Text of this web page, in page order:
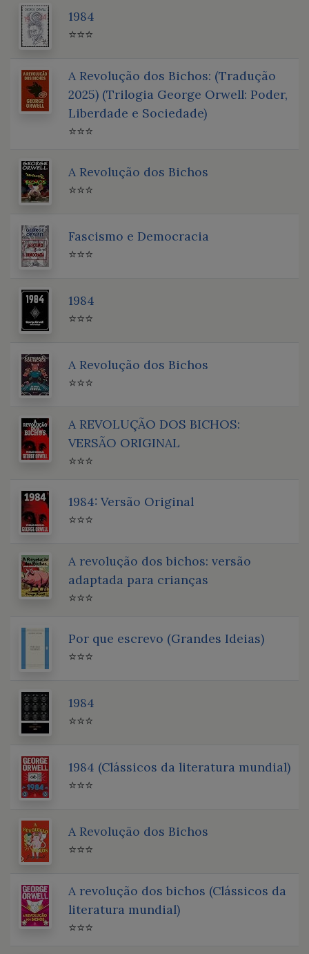
1984
⭐⭐⭐
A Revolução dos Bichos: (Tradução
2025) (Trilogia George Orwell: Poder,
Liberdade e Sociedade)
⭐⭐⭐
A Revolução dos Bichos
⭐⭐⭐
Fascismo e Democracia
⭐⭐⭐
1984
⭐⭐⭐
A Revolução dos Bichos
⭐⭐⭐
A REVOLUÇÃO DOS BICHOS:
VERSÃO ORIGINAL
⭐⭐⭐
1984: Versão Original
⭐⭐⭐
A revolução dos bichos: versão
adaptada para crianças
⭐⭐⭐
Por que escrevo (Grandes Ideias)
⭐⭐⭐
1984
⭐⭐⭐
1984 (Clássicos da literatura mundial)
⭐⭐⭐
A Revolução dos Bichos
⭐⭐⭐
A revolução dos bichos (Clássicos da
literatura mundial)
⭐⭐⭐